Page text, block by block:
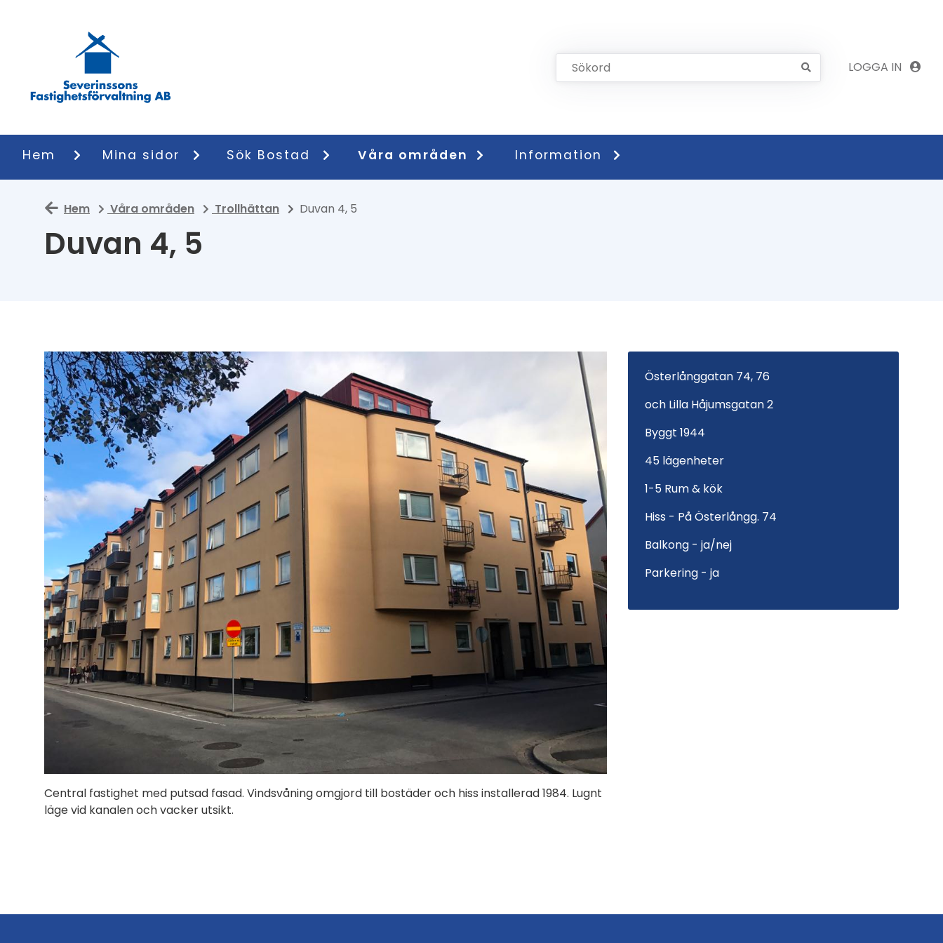
LOGGA IN
Hem Mina sidor Sök Bostad Våra områden Information
Hem Våra områden Trollhättan Duvan 4, 5
Duvan 4, 5
Central fastighet med putsad fasad. Vindsvåning omgjord till bostäder och hiss installerad 1984. Lugnt
läge vid kanalen och vacker utsikt.
Österlånggatan 74, 76
och Lilla Håjumsgatan 2
Byggt 1944
45 lägenheter
1-5 Rum & kök
Hiss - På Österlångg. 74
Balkong - ja/nej
Parkering - ja